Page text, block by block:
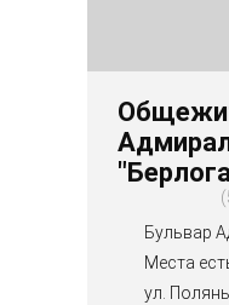
Бульвар
Места
ул.